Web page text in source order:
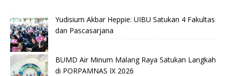
Yudisium Akbar Heppie: UIBU Satukan 4 Fakultas
dan Pascasarjana
BUMD Air Minum Malang Raya Satukan Langkah
di PORPAMNAS IX 2026